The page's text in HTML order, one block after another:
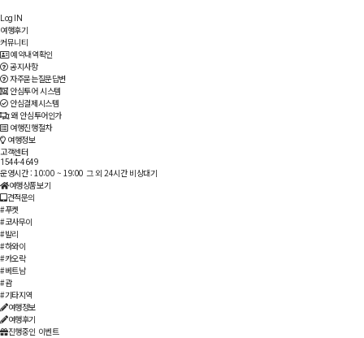
Log IN
여행후기
커뮤니티
예약내역확인
공지사항
자주묻는질문답변
안심투어 시스템
안심결제시스템
왜 안심투어인가
여행진행절차
여행정보
고객센터
1544-4649
운영시간 : 10:00 ~ 19:00 그 외 24시간 비상대기
여행상품보기
견적문의
#푸켓
#코사무이
#발리
#하와이
#카오락
#베트남
#괌
#기타지역
여행정보
여행후기
진행중인 이벤트